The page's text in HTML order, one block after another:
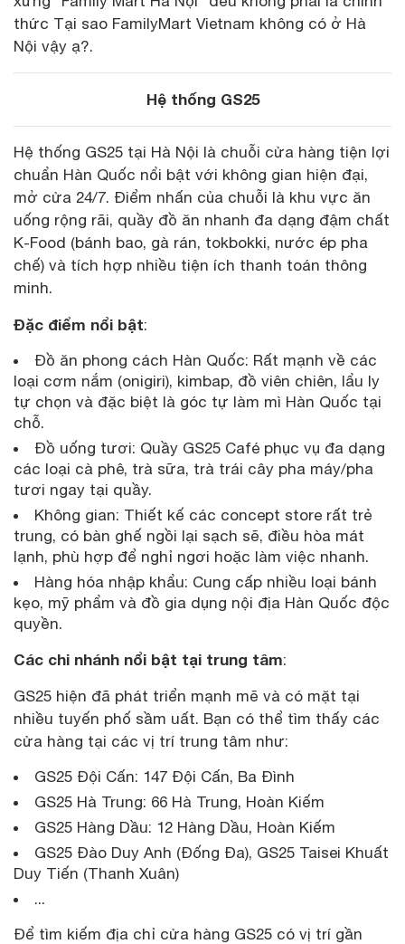
thức Tại sao FamilyMart Vietnam không có ở Hà
Nội vậy ạ?.
Hệ thống GS25
Hệ thống GS25 tại Hà Nội là chuỗi cửa hàng tiện lợi
chuẩn Hàn Quốc nổi bật với không gian hiện đại,
mở cửa 24/7. Điểm nhấn của chuỗi là khu vực ăn
uống rộng rãi, quầy đồ ăn nhanh đa dạng đậm chất
K-Food (bánh bao, gà rán, tokbokki, nước ép pha
chế) và tích hợp nhiều tiện ích thanh toán thông
minh.
Đặc điểm nổi bật:
Đồ ăn phong cách Hàn Quốc: Rất mạnh về các
loại cơm nắm (onigiri), kimbap, đồ viên chiên, lẩu ly
tự chọn và đặc biệt là góc tự làm mì Hàn Quốc tại
chỗ.
Đồ uống tươi: Quầy GS25 Café phục vụ đa dạng
các loại cà phê, trà sữa, trà trái cây pha máy/pha
tươi ngay tại quầy.
Không gian: Thiết kế các concept store rất trẻ
trung, có bàn ghế ngồi lại sạch sẽ, điều hòa mát
lạnh, phù hợp để nghỉ ngơi hoặc làm việc nhanh.
Hàng hóa nhập khẩu: Cung cấp nhiều loại bánh
kẹo, mỹ phẩm và đồ gia dụng nội địa Hàn Quốc độc
quyền.
Các chi nhánh nổi bật tại trung tâm:
GS25 hiện đã phát triển mạnh mẽ và có mặt tại
nhiều tuyến phố sầm uất. Bạn có thể tìm thấy các
cửa hàng tại các vị trí trung tâm như:
GS25 Đội Cấn: 147 Đội Cấn, Ba Đình
GS25 Hà Trung: 66 Hà Trung, Hoàn Kiếm
GS25 Hàng Dầu: 12 Hàng Dầu, Hoàn Kiếm
GS25 Đào Duy Anh (Đống Đa), GS25 Taisei Khuất
Duy Tiến (Thanh Xuân)
...
Để tìm kiếm địa chỉ cửa hàng GS25 có vị trí gần